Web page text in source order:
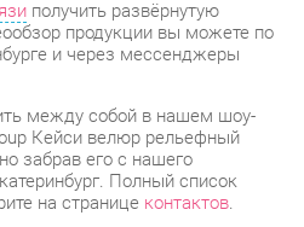
Кейси велюр рельефный
забрав его с нашего
Полный список
на странице